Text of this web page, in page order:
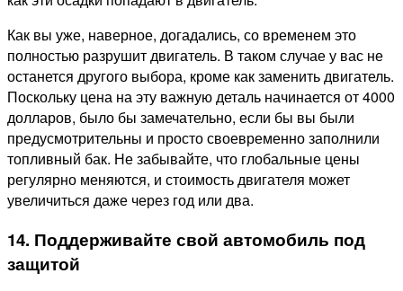
Как вы уже, наверное, догадались, со временем это
полностью разрушит двигатель. В таком случае у вас не
останется другого выбора, кроме как заменить двигатель.
Поскольку цена на эту важную деталь начинается от 4000
долларов, было бы замечательно, если бы вы были
предусмотрительны и просто своевременно заполнили
топливный бак. Не забывайте, что глобальные цены
регулярно меняются, и стоимость двигателя может
увеличиться даже через год или два.
14. Поддерживайте свой автомобиль под
защитой